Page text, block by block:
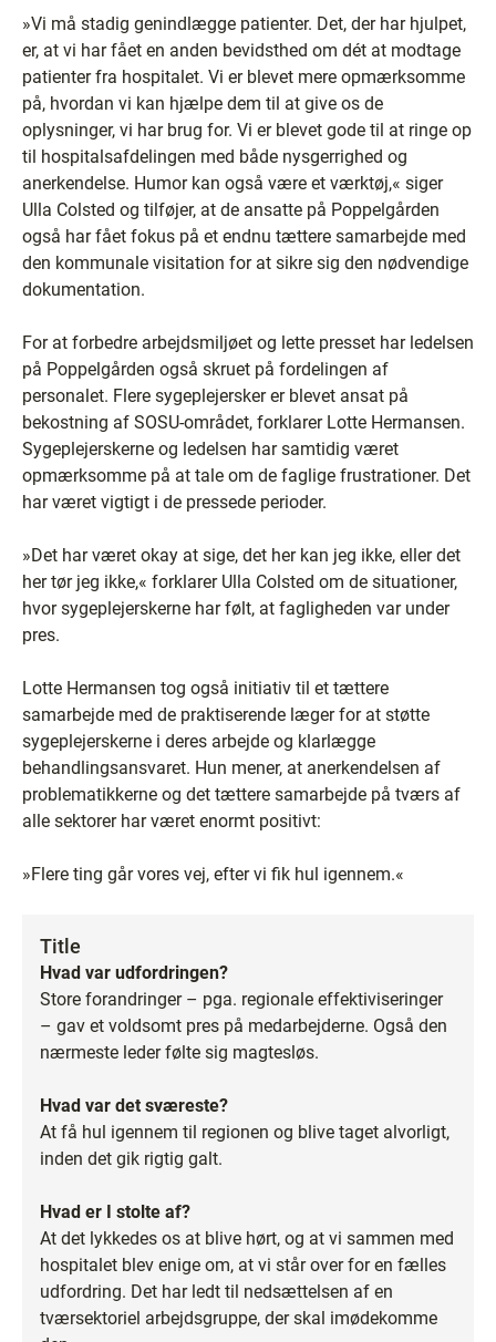
»Vi må stadig genindlægge patienter. Det, der har hjulpet,
er, at vi har fået en anden bevidsthed om dét at modtage
patienter fra hospitalet. Vi er blevet mere opmærksomme
på, hvordan vi kan hjælpe dem til at give os de
oplysninger, vi har brug for. Vi er blevet gode til at ringe op
til hospitalsafdelingen med både nysgerrighed og
anerkendelse. Humor kan også være et værktøj,« siger
Ulla Colsted og tilføjer, at de ansatte på Poppelgården
også har fået fokus på et endnu tættere samarbejde med
den kommunale visitation for at sikre sig den nødvendige
dokumentation.
For at forbedre arbejdsmiljøet og lette presset har ledelsen
på Poppelgården også skruet på fordelingen af
personalet. Flere sygeplejersker er blevet ansat på
bekostning af SOSU-området, forklarer Lotte Hermansen.
Sygeplejerskerne og ledelsen har samtidig været
opmærksomme på at tale om de faglige frustrationer. Det
har været vigtigt i de pressede perioder.
»Det har været okay at sige, det her kan jeg ikke, eller det
her tør jeg ikke,« forklarer Ulla Colsted om de situationer,
hvor sygeplejerskerne har følt, at fagligheden var under
pres.
Lotte Hermansen tog også initiativ til et tættere
samarbejde med de praktiserende læger for at støtte
sygeplejerskerne i deres arbejde og klarlægge
behandlingsansvaret. Hun mener, at anerkendelsen af
problematikkerne og det tættere samarbejde på tværs af
alle sektorer har været enormt positivt:
»Flere ting går vores vej, efter vi fik hul igennem.«
Title
Hvad var udfordringen?
Store forandringer – pga. regionale effektiviseringer
– gav et voldsomt pres på medarbejderne. Også den
nærmeste leder følte sig magtesløs.
Hvad var det sværeste?
At få hul igennem til regionen og blive taget alvorligt,
inden det gik rigtig galt.
Hvad er I stolte af?
At det lykkedes os at blive hørt, og at vi sammen med
hospitalet blev enige om, at vi står over for en fælles
udfordring. Det har ledt til nedsættelsen af en
tværsektoriel arbejdsgruppe, der skal imødekomme